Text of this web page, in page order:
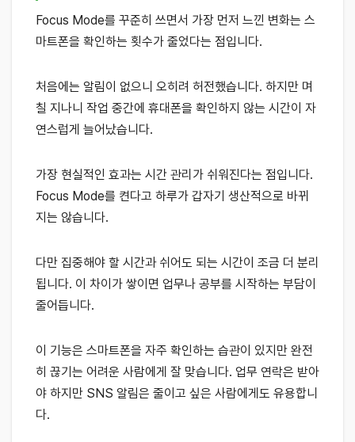
Focus Mode를 꾸준히 쓰면서 가장 먼저 느낀 변화는 스
마트폰을 확인하는 횟수가 줄었다는 점입니다.
처음에는 알림이 없으니 오히려 허전했습니다. 하지만 며
칠 지나니 작업 중간에 휴대폰을 확인하지 않는 시간이 자
연스럽게 늘어났습니다.
가장 현실적인 효과는 시간 관리가 쉬워진다는 점입니다.
Focus Mode를 켠다고 하루가 갑자기 생산적으로 바뀌
지는 않습니다.
다만 집중해야 할 시간과 쉬어도 되는 시간이 조금 더 분리
됩니다. 이 차이가 쌓이면 업무나 공부를 시작하는 부담이
줄어듭니다.
이 기능은 스마트폰을 자주 확인하는 습관이 있지만 완전
히 끊기는 어려운 사람에게 잘 맞습니다. 업무 연락은 받아
야 하지만 SNS 알림은 줄이고 싶은 사람에게도 유용합니
다.